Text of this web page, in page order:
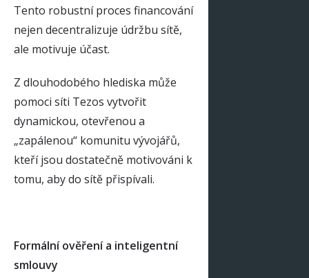
Tento robustní proces financování
nejen decentralizuje údržbu sítě,
ale motivuje účast.
Z dlouhodobého hlediska může
pomoci síti Tezos vytvořit
dynamickou, otevřenou a
„zapálenou“ komunitu vývojářů,
kteří jsou dostatečně motivováni k
tomu, aby do sítě přispívali.
Formální ověření a inteligentní
smlouvy